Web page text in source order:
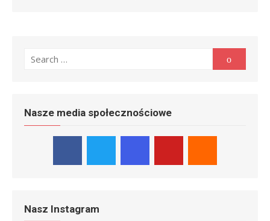
for:
Nasze media społecznościowe
Nasz Instagram